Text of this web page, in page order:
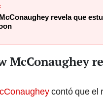
revela que
McConaughey
contó que el